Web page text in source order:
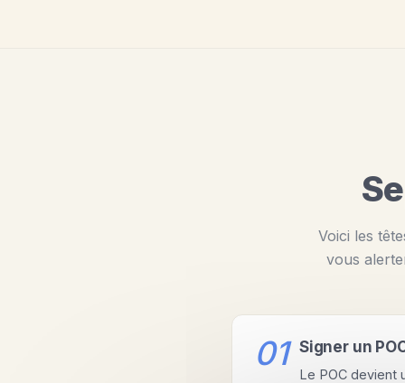
Voici les
vous
01 Signer un
Le POC devient